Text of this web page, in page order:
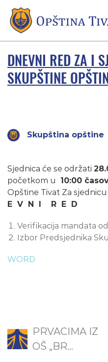
DNEVNI RED ZA I
SKUPŠTINE
Skupština opštine
Sjednica će se održati
početkom u
10:00
Opštine Tivat Za
E V N I R E D
Verifikacija mandata
Izbor Predsjednika
WORD
PRVACIMA IZ
OŠ „BR...